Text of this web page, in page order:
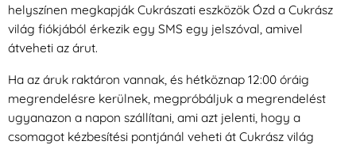
helyszínen megkapják Cukrászati eszközök Ózd a Cukrász
világ fiókjából érkezik egy SMS egy jelszóval, amivel
átveheti az árut.
Ha az áruk raktáron vannak, és hétköznap 12:00 óráig
megrendelésre kerülnek, megpróbáljuk a megrendelést
ugyanazon a napon szállítani, ami azt jelenti, hogy a
csomagot kézbesítési pontjánál veheti át Cukrász világ